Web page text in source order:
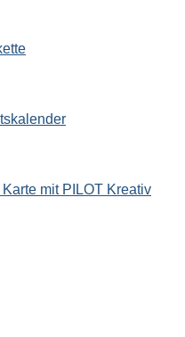
mit PILOT Kreativ